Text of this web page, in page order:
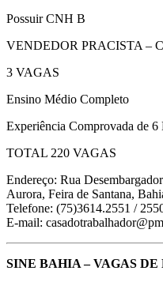
Possuir CNH B
VENDEDOR PRACISTA –
3 VAGAS
Ensino Médio Completo
Experiência Comprovada de 6
TOTAL 220 VAGAS
Endereço: Rua
Aurora, Feira de Santana,
Telefone: (75)3614.2551 /
E-mail:
SINE BAHIA – VAGAS DE